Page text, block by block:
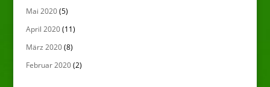
Mai 2020(5)
April 2020(11)
März 2020(8)
Februar 2020(2)